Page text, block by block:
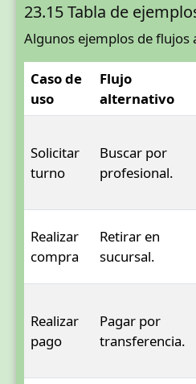
23.15 Tabla de
Algunos ejemplos de flujos
Caso de
uso
Flujo
alternativo
Solicitar
turno
Buscar por
profesional.
Realizar
compra
Retirar en
sucursal.
Realizar
pago
Pagar por
transferencia.